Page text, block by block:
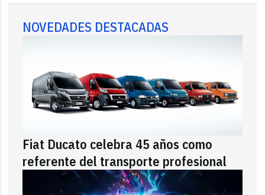
NOVEDADES DESTACADAS
Fiat Ducato celebra 45 años como
referente del transporte profesional